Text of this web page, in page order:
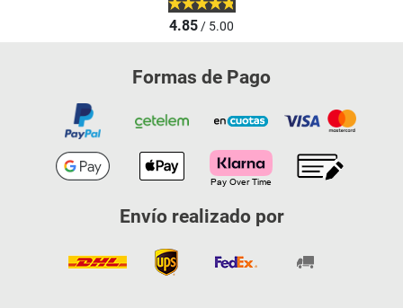
4.85/ 5.00
Formas de Pago
Envío realizado por